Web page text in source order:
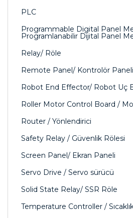
PLC
Programmable Digital Panel
Programlanabilir Dijital Panel
Relay/ Röle
Remote Panel/ Kontrolör Paneli
Robot End Effector/ Robot Uç
Roller Motor Control Board /
Router / Yönlendirici
Safety Relay / Güvenlik Rölesi
Screen Panel/ Ekran Paneli
Servo Drive / Servo sürücü
Solid State Relay/ SSR Röle
Temperature Controller /